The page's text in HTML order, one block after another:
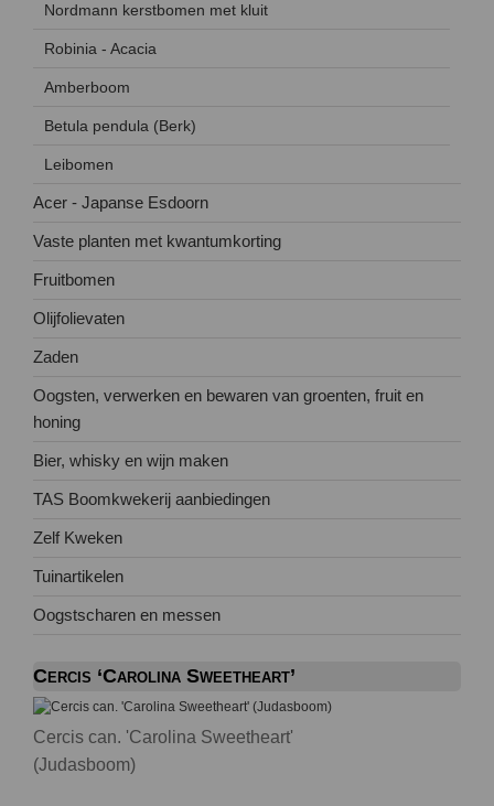
Nordmann kerstbomen met kluit
Robinia - Acacia
Amberboom
Betula pendula (Berk)
Leibomen
Acer - Japanse Esdoorn
Vaste planten met kwantumkorting
Fruitbomen
Olijfolievaten
Zaden
Oogsten, verwerken en bewaren van groenten, fruit en
honing
Bier, whisky en wijn maken
TAS Boomkwekerij aanbiedingen
Zelf Kweken
Tuinartikelen
Oogstscharen en messen
Cercis ‘Carolina Sweetheart’
Cercis can. 'Carolina Sweetheart'
(Judasboom)